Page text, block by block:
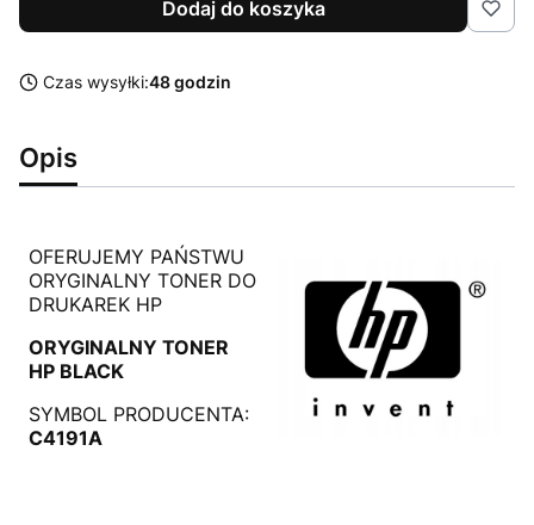
Dodaj do koszyka
Czas wysyłki:48 godzin
Opis
OFERUJEMY PAŃSTWU
ORYGINALNY TONER DO
DRUKAREK HP
ORYGINALNY TONER
HP BLACK
SYMBOL PRODUCENTA:
C4191A